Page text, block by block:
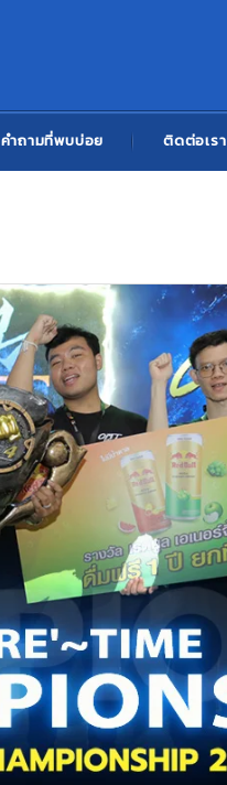
คำถามที่พบบ่อย ติดต่อเรา